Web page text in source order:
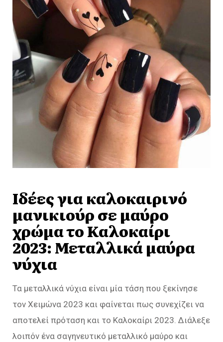
Ιδέες για καλοκαιρινό
μανικιούρ σε μαύρο
χρώμα το Καλοκαίρι
2023: Μεταλλικά μαύρα
νύχια
Τα μεταλλικά νύχια είναι μία τάση που ξεκίνησε
τον Χειμώνα 2023 και φαίνεται πως συνεχίζει να
αποτελεί πρόταση και το Καλοκαίρι 2023. Διάλεξε
λοιπόν ένα σαγηνευτικό μεταλλικό μαύρο και